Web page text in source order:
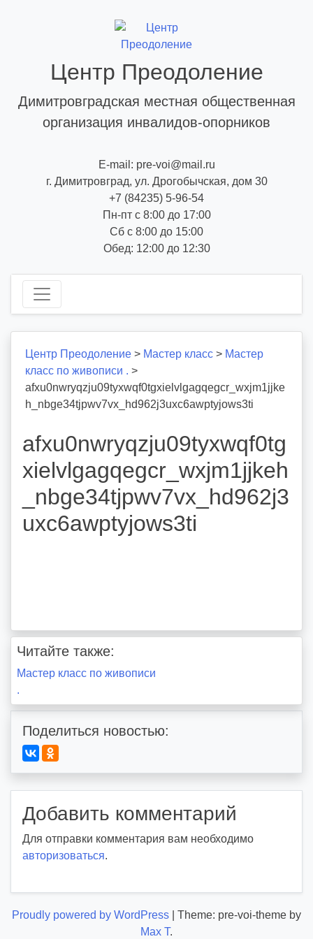
Центр Преодоление
Димитровградская местная общественная
организация инвалидов-опорников
E-mail: pre-voi@mail.ru
г. Димитровград, ул. Дрогобычская, дом 30
+7 (84235) 5-96-54
Пн-пт с 8:00 до 17:00
Сб с 8:00 до 15:00
Обед: 12:00 до 12:30
Центр Преодоление > Мастер класс > Мастер
класс по живописи . >
afxu0nwryqzju09tyxwqf0tgxielvlgagqegcr_wxjm1jjke
h_nbge34tjpwv7vx_hd962j3uxc6awptyjows3ti
afxu0nwryqzju09tyxwqf0tg
xielvlgagqegcr_wxjm1jjkeh
_nbge34tjpwv7vx_hd962j3
uxc6awptyjows3ti
Читайте также:
Навигация
по
записям
Мастер класс по живописи
.
Поделиться новостью:
Добавить комментарий
Для отправки комментария вам необходимо
авторизоваться.
Proudly powered by WordPress
Theme: pre-voi-theme by
Max T.